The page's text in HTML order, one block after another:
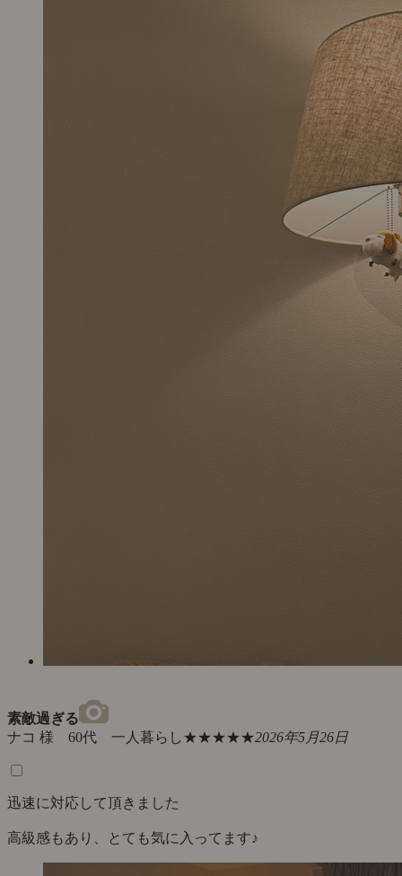
素敵過ぎる
ナコ 様 60代 一人暮らし★★★★★2026年5月26日
迅速に対応して頂きました
高級感もあり、とても気に入ってます♪